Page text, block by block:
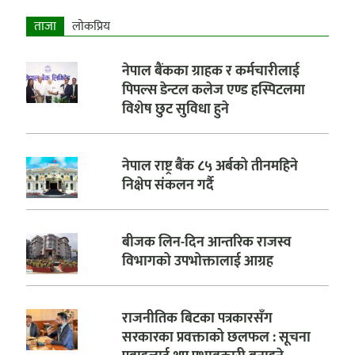
ताजा लाेकप्रिय
नेपाल बैंकका ग्राहक र कर्मचारीलाई
पिपल्स डेन्टल कलेज एण्ड हस्पिटलमा
विशेष छुट सुविधा हुने
नेपाल राष्ट्र बैंक ८५ अर्बको तीनमहिने
निक्षेप संकलन गर्दै
बीजक लिन-दिन आन्तरिक राजस्व
विभागको उपभोक्तालाई आग्रह
राजनीतिक बिटका पत्रकारसँग
सरकारका प्रवक्ताको छलफल : सूचना